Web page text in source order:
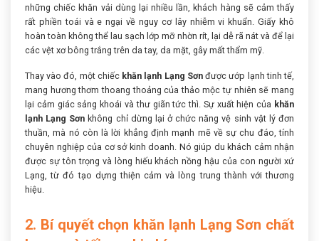
những chiếc khăn vải dùng lại nhiều lần, khách hàng sẽ cảm thấy
rất phiền toái và e ngại về nguy cơ lây nhiễm vi khuẩn. Giấy khô
hoàn toàn không thể lau sạch lớp mỡ nhờn rít, lại dễ rã nát và để lại
các vệt xơ bông trắng trên da tay, da mặt, gây mất thẩm mỹ.
Thay vào đó, một chiếc khăn lạnh Lạng Sơnđược ướp lạnh tinh tế,
mang hương thơm thoang thoảng của thảo mộc tự nhiên sẽ mang
lại cảm giác sảng khoái và thư giãn tức thì. Sự xuất hiện của khăn
lạnh Lạng Sơn không chỉ dừng lại ở chức năng vệ sinh vật lý đơn
thuần, mà nó còn là lời khẳng định mạnh mẽ về sự chu đáo, tính
chuyên nghiệp của cơ sở kinh doanh. Nó giúp du khách cảm nhận
được sự tôn trọng và lòng hiếu khách nồng hậu của con người xứ
Lạng, từ đó tạo dựng thiện cảm và lòng trung thành với thương
hiệu.
2. Bí quyết chọn khăn lạnh Lạng Sơn chất